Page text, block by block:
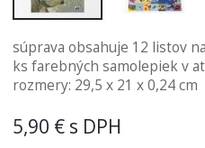
na
začiatok
galérie
súprava obsahuje 12 listov
ks farebných samolepiek v
rozmery: 29,5 x 21 x 0,24 cm
5,90 €